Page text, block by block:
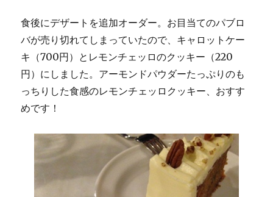
食後にデザートを追加オーダー。お目当てのパブロ
バが売り切れてしまっていたので、キャロットケー
キ（700円）とレモンチェッロのクッキー（220
円）にしました。アーモンドパウダーたっぷりのも
っちりした食感のレモンチェッロクッキー、おすす
めです！